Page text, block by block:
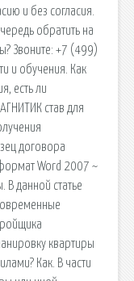
и без согласия.
обратить на
Звоните: +7 (499)
и обучения. Как
есть ли
став для
договора
Word 2007 ~
данной статье
квартиры
Как. В части